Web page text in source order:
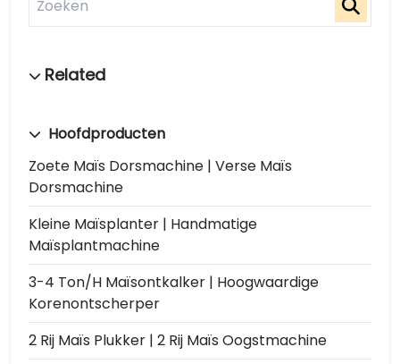
Hoofdproducten
Zoete Maïs Dorsmachine | Verse Maïs
Dorsmachine
Kleine Maïsplanter | Handmatige
Maïsplantmachine
3-4 Ton/h Maïsontkalker | Hoogwaardige
Korenontscherper
2 Rij Maïs Plukker | 2 Rij Maïs Oogstmachine